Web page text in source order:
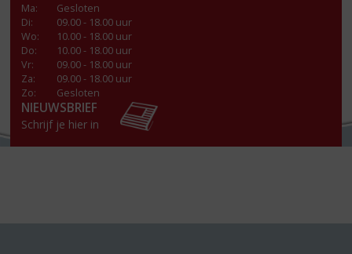
Ma:
Gesloten
Di:
09.00 - 18.00 uur
Wo:
10.00 - 18.00 uur
Do:
10.00 - 18.00 uur
Vr:
09.00 - 18.00 uur
Za:
09.00 - 18.00 uur
Zo:
Gesloten
NIEUWSBRIEF
Schrijf je hier in